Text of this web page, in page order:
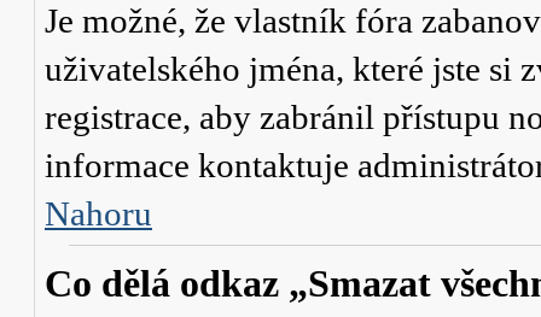
Je možné, že vlastník fóra
uživatelského jména, které jste
registrace, aby zabránil přístupu
informace kontaktuje
Nahoru
Co dělá odkaz „Smazat